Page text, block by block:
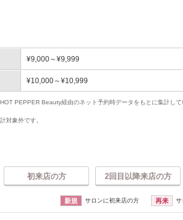
¥9,000～¥9,999
¥10,000～¥10,999
PEPPER Beauty経由のネット予約時データをもとに集計して
対象外です。
初来店の方 2回目以降来店の方
新規 サロンに初来店の方 再来 サ